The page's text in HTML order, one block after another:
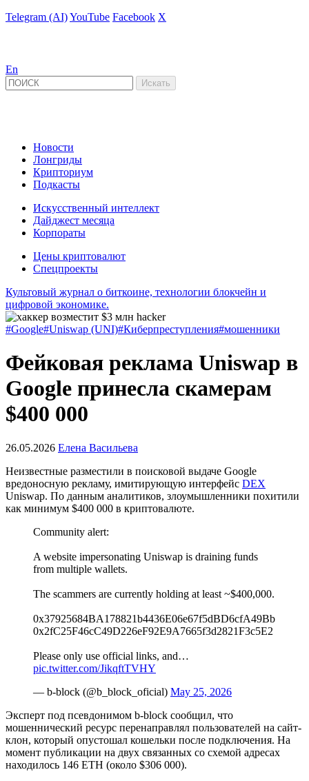
Telegram (AI)YouTube Facebook X
En
Новости
Лонгриды
Крипториум
Подкасты
Искусственный интеллект
Дайджест месяца
Корпораты
Цены криптовалют
Спецпроекты
Культовый журнал о биткоине, технологии блокчейн и
цифровой экономике.
#Google#Uniswap (UNI)#Киберпреступления#мошенники
Фейковая реклама Uniswap в
Google принесла скамерам
$400 000
26.05.2026 Елена Васильева
Неизвестные разместили в поисковой выдаче Google
вредоносную рекламу, имитирующую интерфейс DEX
Uniswap. По данным аналитиков, злоумышленники похитили
как минимум $400 000 в криптовалюте.
Community alert:
A website impersonating Uniswap is draining funds
from multiple wallets.
The scammers are currently holding at least ~$400,000.
0x37925684BA178821b4436E06e67f5dBD6cfA49Bb
0x2fC25F46cC49D226eF92E9A7665f3d2821F3c5E2
Please only use official links, and…
pic.twitter.com/JikqftTVHY
— b-block (@b_block_oficial) May 25, 2026
Эксперт под псевдонимом b-block сообщил, что
мошеннический ресурс перенаправлял пользователей на сайт-
клон, который опустошал кошельки после подключения. На
момент публикации на двух связанных со схемой адресах
находилось 146 ETH (около $306 000).